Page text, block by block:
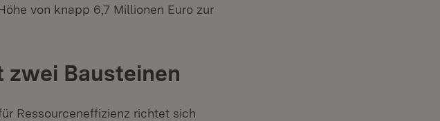
von knapp 6,7 Millionen Euro zur
zwei Bausteinen
Ressourceneffizienz richtet sich